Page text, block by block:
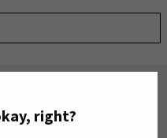
right?
aiheista.